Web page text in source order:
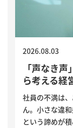
「声なき
ら考える経
2026.08.03
社員の不満は
ん。小さな違
という諦めが